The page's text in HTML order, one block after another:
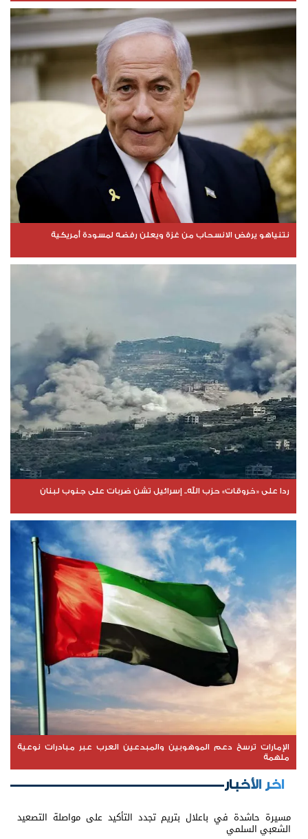
نتنياهو يرفض الانسحاب من غزة ويعلن رفضه لمسودة أمريكية
ردا على «خروقات» حزب الله.. إسرائيل تشن ضربات على جنوب لبنان
الإمارات ترسخ دعم الموهوبين والمبدعين العرب عبر مبادرات نوعية
ملهمة
اخر الأخبار
مسيرة حاشدة في باعلال بتريم تجدد التأكيد على مواصلة التصعيد
الشعبي السلمي